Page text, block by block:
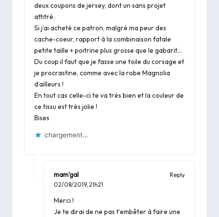
deux coupons de jersey, dont un sans projet
attitré.
Si j’ai acheté ce patron, malgré ma peur des
cache-coeur, rapport à la combinaison fatale
petite taille + poitrine plus grosse que le gabarit…
Du coup il faut que je fasse une toile du corsage et
je procrastine, comme avec la robe Magnolia
d’ailleurs !
En tout cas celle-ci te va très bien et la couleur de
ce tissu est très jolie !
Bises
chargement…
mam'gal
Reply
02/08/2019,21h21
Merci !
Je te dirai de ne pas t’embêter à faire une